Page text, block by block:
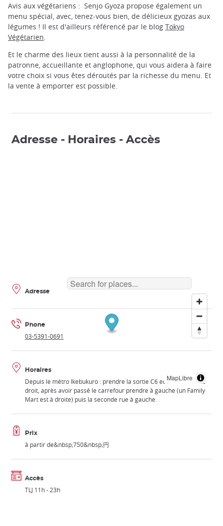
Avis aux végétariens : Senjo Gyoza propose également un
menu spécial, avec, tenez-vous bien, de délicieux gyozas aux
légumes ! Il est d'ailleurs référencé par le blog Tokyo
Végétarien.
Et le charme des lieux tient aussi à la personnalité de la
patronne, accueillante et anglophone, qui vous aidera à faire
votre choix si vous êtes déroutés par la richesse du menu. Et
la vente à emporter est possible.
Adresse - Horaires - Accès
MapLibre
Adresse
Phone
03-5391-0691
Horaires
Depuis le métro Ikebukuro : prendre la sortie C6 et continuer tout
droit, après avoir passé le carrefour prendre à gauche (un Family
Mart est à droite) puis la seconde rue à gauche.
Prix
à partir de&nbsp;750&nbsp;円
Accès
TLJ 11h - 23h